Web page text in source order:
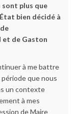
sont plus que
bien décidé à
de Gaston
à me battre
que nous
un contexte
à mes
de Maire